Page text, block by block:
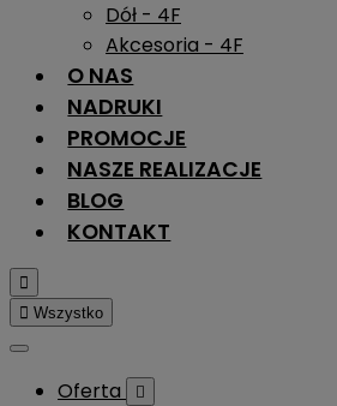
Dół - 4F
Akcesoria - 4F
O NAS
NADRUKI
PROMOCJE
NASZE REALIZACJE
BLOG
KONTAKT

 Wszystko
Oferta 